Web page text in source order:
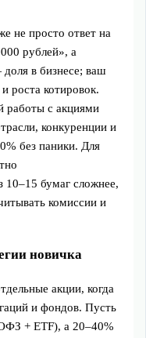
не просто ответ на
рублей», а
в бизнесе; ваш
роста котировок.
работы с акциями
конкуренции и
без паники. Для
10–15 бумаг сложнее,
комиссии и
новичка
акции, когда
и фондов. Пусть
+ ETF), а 20–40%